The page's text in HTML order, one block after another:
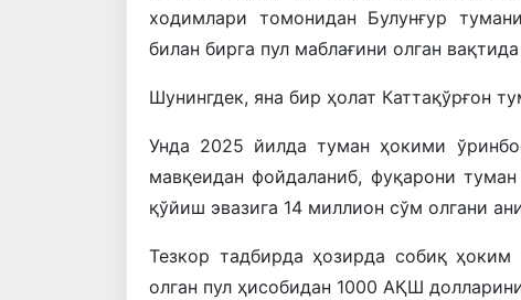
ходимлари томонидан Булунғур тумани
билан бирга пул маблағини олган вақтида
Шунингдек, яна бир ҳолат Каттақўрғон
Унда 2025 йилда туман ҳокими
мавқеидан фойдаланиб, фуқарони туман
қўйиш эвазига 14 миллион сўм олгани
Тезкор тадбирда ҳозирда собиқ ҳоким
олган пул ҳисобидан 1000 АҚШ